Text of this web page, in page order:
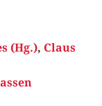
(Hg.), Claus